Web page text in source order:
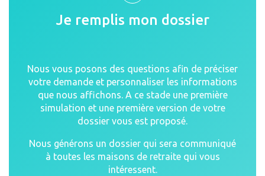
Je remplis mon dossier
Nous vous posons des questions afin de préciser
votre demande et personnaliser les informations
que nous affichons. A ce stade une première
simulation et une première version de votre
dossier vous est proposé.
Nous générons un dossier qui sera communiqué
à toutes les maisons de retraite qui vous
intéressent.